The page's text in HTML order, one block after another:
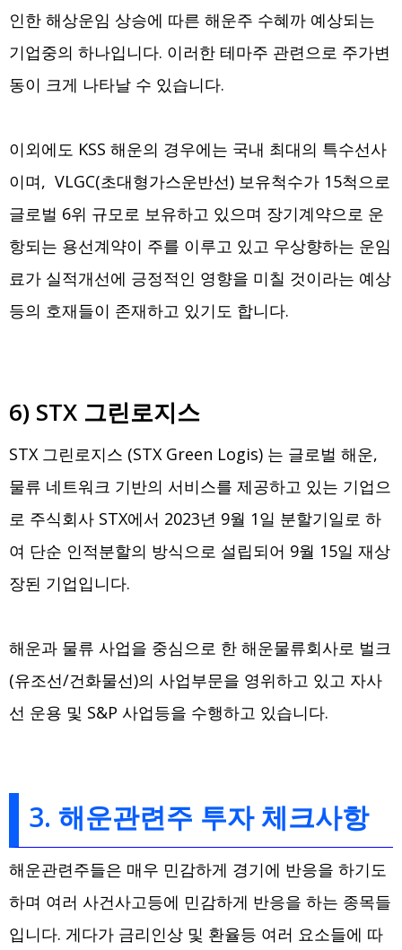
인한 해상운임 상승에 따른 해운주 수혜까 예상되는
기업중의 하나입니다. 이러한 테마주 관련으로 주가변
동이 크게 나타날 수 있습니다.
이외에도 KSS 해운의 경우에는 국내 최대의 특수선사
이며, VLGC(초대형가스운반선) 보유척수가 15척으로
글로벌 6위 규모로 보유하고 있으며 장기계약으로 운
항되는 용선계약이 주를 이루고 있고 우상향하는 운임
료가 실적개선에 긍정적인 영향을 미칠 것이라는 예상
등의 호재들이 존재하고 있기도 합니다.
6) STX 그린로지스
STX 그린로지스 (STX Green Logis) 는 글로벌 해운,
물류 네트워크 기반의 서비스를 제공하고 있는 기업으
로 주식회사 STX에서 2023년 9월 1일 분할기일로 하
여 단순 인적분할의 방식으로 설립되어 9월 15일 재상
장된 기업입니다.
해운과 물류 사업을 중심으로 한 해운물류회사로 벌크
(유조선/건화물선)의 사업부문을 영위하고 있고 자사
선 운용 및 S&P 사업등을 수행하고 있습니다.
3. 해운관련주 투자 체크사항
해운관련주들은 매우 민감하게 경기에 반응을 하기도
하며 여러 사건사고등에 민감하게 반응을 하는 종목들
입니다. 게다가 금리인상 및 환율등 여러 요소들에 따